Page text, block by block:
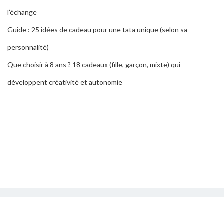
l’échange
Guide : 25 idées de cadeau pour une tata unique (selon sa
personnalité)
Que choisir à 8 ans ? 18 cadeaux (fille, garçon, mixte) qui
développent créativité et autonomie